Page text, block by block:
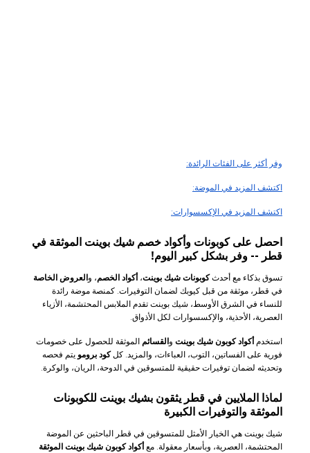
وفر أكثر على الفئات الرائدة:
اكتشف المزيد في الموضة:
اكتشف المزيد في الإكسسوارات:
احصل على كوبونات وأكواد خصم شيك بوينت الموثقة في
قطر -- وفر بشكل كبير اليوم!
تسوق بذكاء مع أحدثكوبونات شيك بوينت، أكواد الخصم، و العروض الخاصة
في قطر، موثقة من قبل كيوبك لضمان التوفيرات. كمنصة موضة رائدة
للنساء في الشرق الأوسط، شيك بوينت تقدم الملابس المحتشمة، الأزياء
العصرية، الأحذية، والإكسسوارات لكل الأذواق.
استخدم أكواد كوبون شيك بوينت و القسائم الموثقة للحصول على خصومات
فورية على الفساتين، التوب، العباءات، والمزيد. كلكود برومو يتم فحصه
وتحديثه لضمان توفيرات حقيقية للمتسوقين في الدوحة، الريان، والوكرة.
لماذا الملايين في قطر يثقون بشيك بوينت للكوبونات
الموثقة والتوفيرات الكبيرة
شيك بوينت هي الخيار الأمثل للمتسوقين في قطر الباحثين عن الموضة
المحتشمة، العصرية، وبأسعار معقولة. مع أكواد كوبون شيك بوينت الموثقة